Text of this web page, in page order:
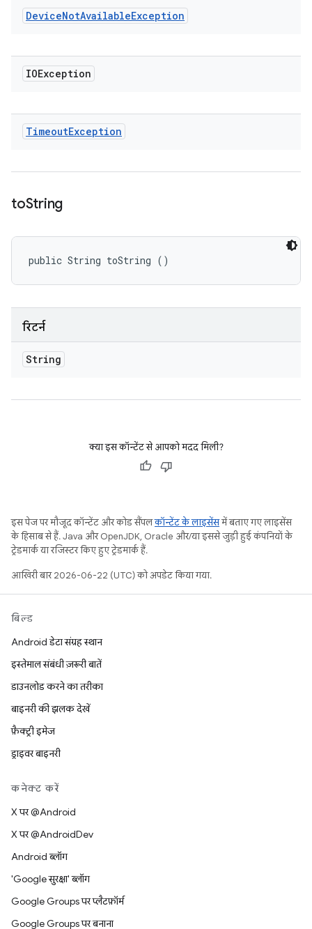
DeviceNotAvailableException
IOException
TimeoutException
toString
public String toString ()
रिटर्न
String
क्या इस कॉन्टेंट से आपको मदद मिली?
इस पेज पर मौजूद कॉन्टेंट और कोड सैंपलकॉन्टेंट के लाइसेंसमें बताए गए लाइसेंस
के हिसाब से हैं. Java और OpenJDK, Oracle और/या इससे जुड़ी हुई कंपनियों के
ट्रेडमार्क या रजिस्टर किए हुए ट्रेडमार्क हैं.
आखिरी बार 2026-06-22 (UTC) को अपडेट किया गया.
बिल्ड
Android डेटा संग्रह स्थान
इस्तेमाल संबंधी ज़रूरी बातें
डाउनलोड करने का तरीका
बाइनरी की झलक देखें
फ़ैक्ट्री इमेज
ड्राइवर बाइनरी
कनेक्ट करें
X पर @Android
X पर @AndroidDev
Android ब्लॉग
'Google सुरक्षा' ब्लॉग
Google Groups पर प्लैटफ़ॉर्म
Google Groups पर बनाना